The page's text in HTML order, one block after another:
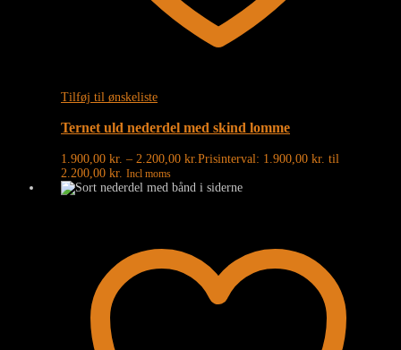
Tilføj til ønskeliste
Ternet uld nederdel med skind lomme
1.900,00 kr. – 2.200,00 kr. Prisinterval: 1.900,00 kr. til
2.200,00 kr. Incl moms